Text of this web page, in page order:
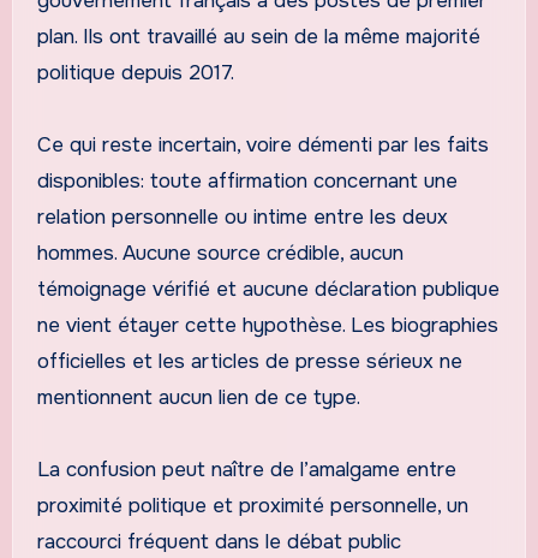
plan. Ils ont travaillé au sein de la même majorité
politique depuis 2017.
Ce qui reste incertain, voire démenti par les faits
disponibles: toute affirmation concernant une
relation personnelle ou intime entre les deux
hommes. Aucune source crédible, aucun
témoignage vérifié et aucune déclaration publique
ne vient étayer cette hypothèse. Les biographies
officielles et les articles de presse sérieux ne
mentionnent aucun lien de ce type.
La confusion peut naître de l’amalgame entre
proximité politique et proximité personnelle, un
raccourci fréquent dans le débat public